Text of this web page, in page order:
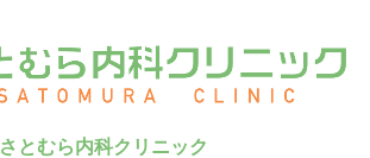
さとむら内科クリニック